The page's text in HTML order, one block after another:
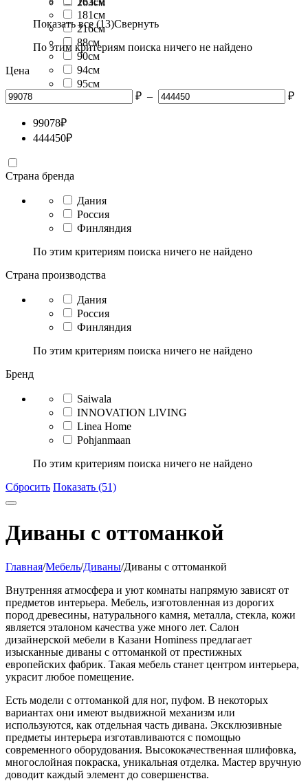
263см
181см
216см
88см
90см
94см
95см
Показать все (13)Свернуть
По этим критериям поиска ничего не найдено
Цена
₽ – ₽
99078₽
444450₽
Страна бренда
Дания
Россия
Финляндия
По этим критериям поиска ничего не найдено
Страна производства
Дания
Россия
Финляндия
По этим критериям поиска ничего не найдено
Бренд
Saiwala
INNOVATION LIVING
Linea Home
Pohjanmaan
По этим критериям поиска ничего не найдено
Сбросить Показать (51)
Диваны с оттоманкой
Главная/Мебель/Диваны/Диваны с оттоманкой
Внутренняя атмосфера и уют комнаты напрямую зависят от
предметов интерьера. Мебель, изготовленная из дорогих
пород древесины, натурального камня, металла, стекла, кожи
является эталоном качества уже много лет. Салон
дизайнерской мебели в Казани Hominess предлагает
изысканные диваны с оттоманкой от престижных
европейских фабрик. Такая мебель станет центром интерьера,
украсит любое помещение.
Есть модели с оттоманкой для ног, пуфом. В некоторых
вариантах они имеют выдвижной механизм или
используются, как отдельная часть дивана. Эксклюзивные
предметы интерьера изготавливаются с помощью
современного оборудования. Высококачественная шлифовка,
многослойная покраска, уникальная отделка. Мастер вручную
доводит каждый элемент до совершенства.